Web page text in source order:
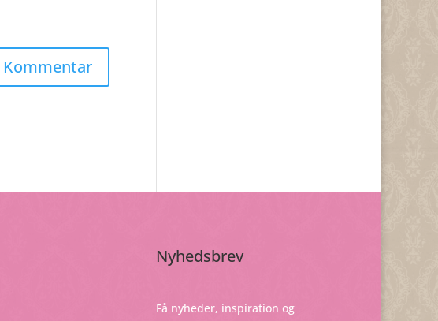
Nyhedsbrev
Få nyheder, inspiration og